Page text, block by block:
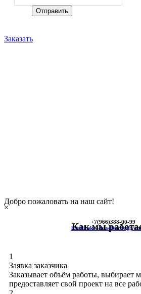
Заказать
Добро пожаловать на наш сайт!
+7(966)388-00-99
himkinskoe-
×
Как мы
1
Заявка заказчика
Заказывает объём работы, выбирает
предоставляет свой проект на все